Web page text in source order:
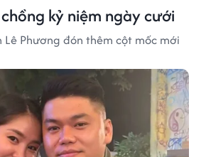
kỷ niệm ngày cưới
Lê Phương đón thêm cột mốc mới